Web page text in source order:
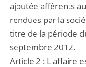
ajoutée afférents
rendues par la
titre de la période
septembre 2012.
Article 2 : L'affaire